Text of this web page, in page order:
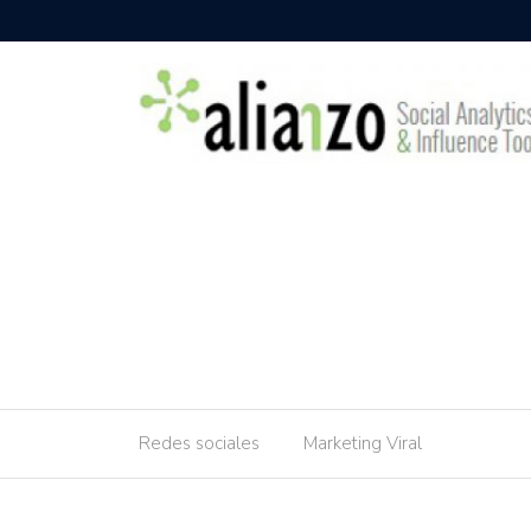
Redes sociales Marketing Viral